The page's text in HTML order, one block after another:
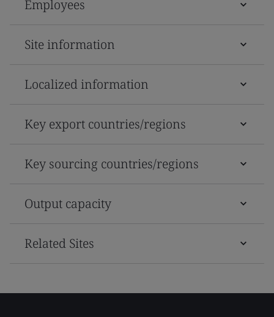
Employees
Site information
Localized information
Key export countries/regions
Key sourcing countries/regions
Output capacity
Related Sites